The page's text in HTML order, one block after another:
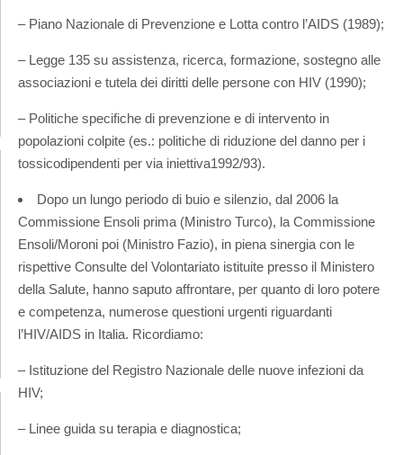
– Piano Nazionale di Prevenzione e Lotta contro l’AIDS (1989);
– Legge 135 su assistenza, ricerca, formazione, sostegno alle
associazioni e tutela dei diritti delle persone con HIV (1990);
– Politiche specifiche di prevenzione e di intervento in
popolazioni colpite (es.: politiche di riduzione del danno per i
tossicodipendenti per via iniettiva1992/93).
Dopo un lungo periodo di buio e silenzio, dal 2006 la
Commissione Ensoli prima (Ministro Turco), la Commissione
Ensoli/Moroni poi (Ministro Fazio), in piena sinergia con le
rispettive Consulte del Volontariato istituite presso il Ministero
della Salute, hanno saputo affrontare, per quanto di loro potere
e competenza, numerose questioni urgenti riguardanti
l’HIV/AIDS in Italia. Ricordiamo:
– Istituzione del Registro Nazionale delle nuove infezioni da
HIV;
– Linee guida su terapia e diagnostica;